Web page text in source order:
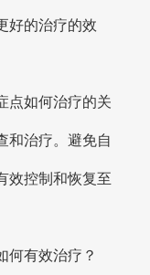
好的治疗的效
点如何治疗的关
和治疗。避免自
效控制和恢复至
何有效治疗？